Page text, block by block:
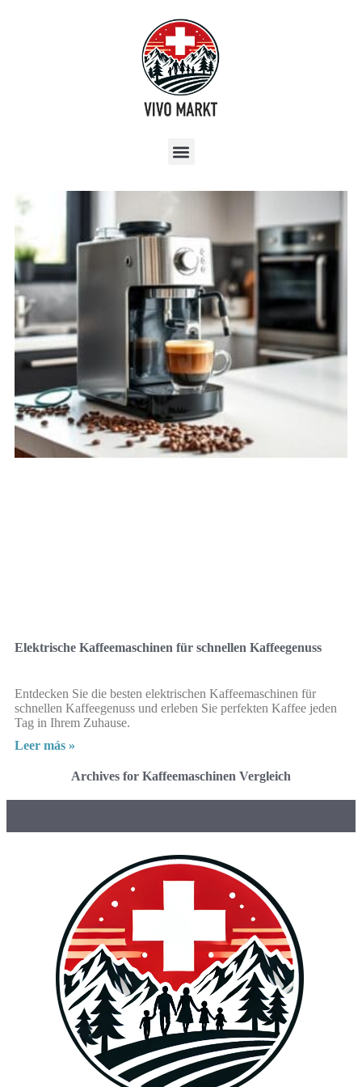
Elektrische Kaffeemaschinen für schnellen Kaffeegenuss
Entdecken Sie die besten elektrischen Kaffeemaschinen für
schnellen Kaffeegenuss und erleben Sie perfekten Kaffee jeden
Tag in Ihrem Zuhause.
Leer más »
Archives for Kaffeemaschinen Vergleich